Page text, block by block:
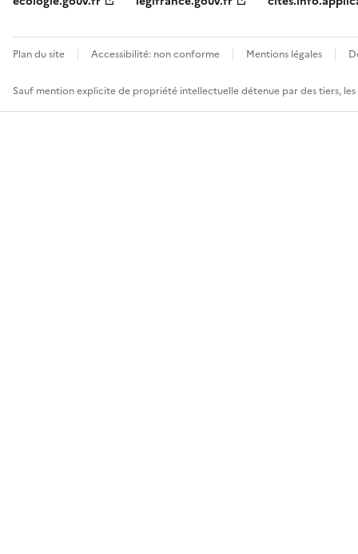
Plan du site Accessibilité: non conforme Mentions légales
Sauf mention explicite de propriété intellectuelle détenue par des tiers,